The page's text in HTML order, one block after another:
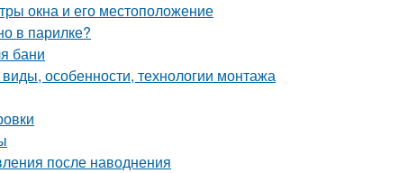
окна и его местоположение
в парилке?
бани
особенности, технологии монтажа
после наводнения